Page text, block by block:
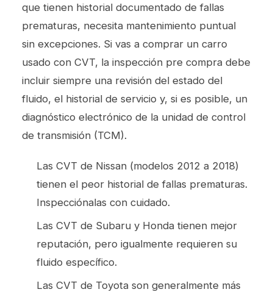
que tienen historial documentado de fallas
prematuras, necesita mantenimiento puntual
sin excepciones. Si vas a comprar un carro
usado con CVT, la inspección pre compra debe
incluir siempre una revisión del estado del
fluido, el historial de servicio y, si es posible, un
diagnóstico electrónico de la unidad de control
de transmisión (TCM).
Las CVT de Nissan (modelos 2012 a 2018)
tienen el peor historial de fallas prematuras.
Inspecciónalas con cuidado.
Las CVT de Subaru y Honda tienen mejor
reputación, pero igualmente requieren su
fluido específico.
Las CVT de Toyota son generalmente más